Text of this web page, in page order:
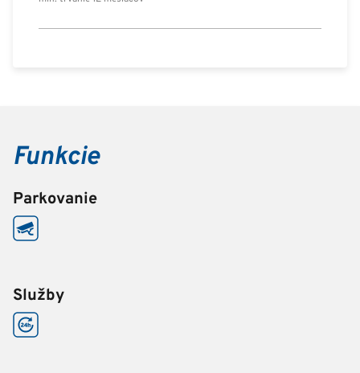
Funkcie
Parkovanie
Služby